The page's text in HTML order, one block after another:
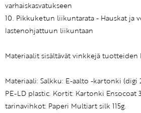
varhaiskasvatukseen
10. Pikkuketun liikuntarata - Hauskat ja
lastenohjattuun liikuntaan
Materiaalit sisältävät vinkkejä tuotteiden
Materiaali: Salkku: E-aalto -kartonki (digi
PE-LD plastic. Kortit: Kartonki
tarinavihkot: Paperi Multiart silk 115g.